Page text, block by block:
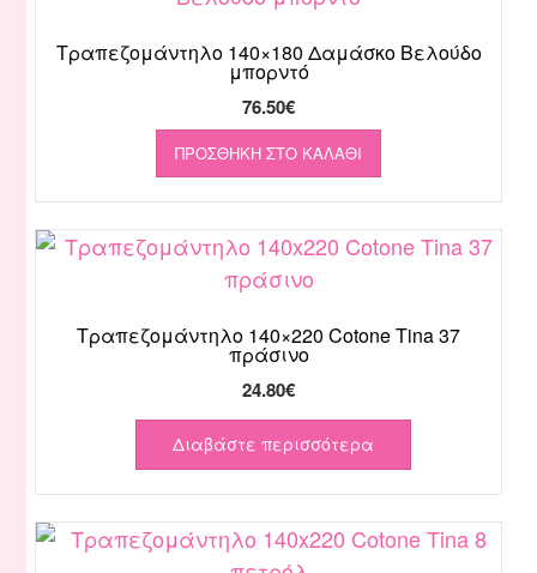
Τραπεζομάντηλο 140×180 Δαμάσκο Βελούδο
μπορντό
76.50€
ΠΡΟΣΘΉΚΗ ΣΤΟ ΚΑΛΆΘΙ
Τραπεζομάντηλο 140×220 Cotone Tina 37
πράσινο
24.80€
Διαβάστε περισσότερα